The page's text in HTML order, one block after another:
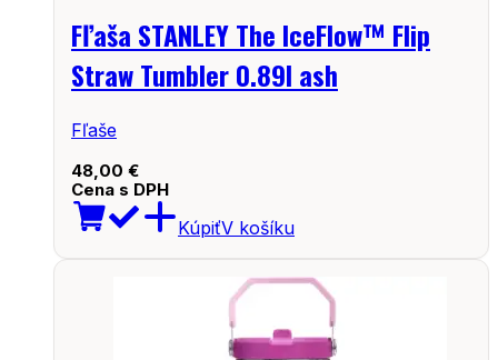
Fľaša STANLEY The IceFlow™ Flip
Straw Tumbler 0.89l ash
Fľaše
48,00 €
Cena s DPH
KúpiťV košíku